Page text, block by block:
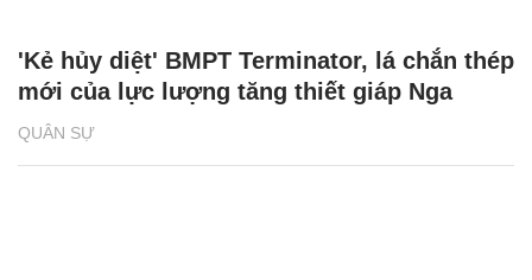
QUÂN SỰ
'Kẻ hủy diệt' BMPT Terminator, lá chắn thép
mới của lực lượng tăng thiết giáp Nga